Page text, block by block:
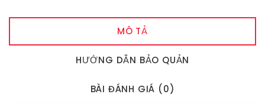
MÔ TẢ
HƯỚNG DẪN BẢO QUẢN
BÀI ĐÁNH GIÁ (0)